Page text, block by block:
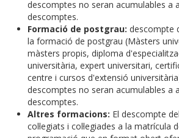
descomptes no seran acumulables a
descomptes.
Formació de postgrau: descompte
la formació de postgrau (Màsters
màsters propis, diploma
universitària, expert universitari,
centre i cursos d'extensió
descomptes no seran acumulables a
descomptes.
Altres formacions: El descompte
col·legiats i col·legiades a la matrícula